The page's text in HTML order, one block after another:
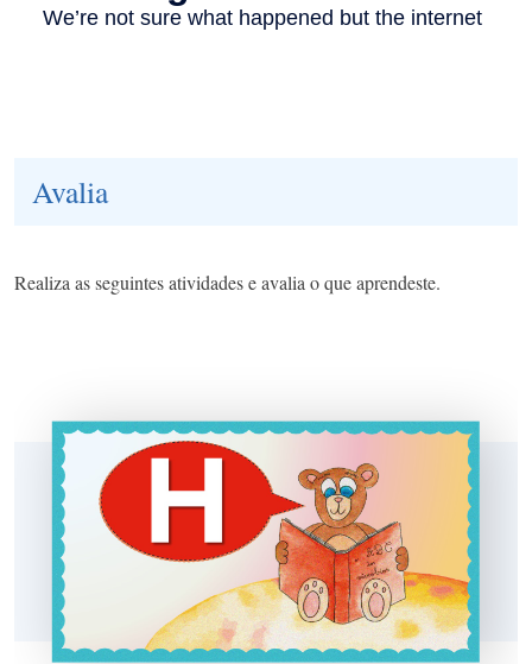
Avalia
Realiza as seguintes atividades e avalia o que aprendeste.